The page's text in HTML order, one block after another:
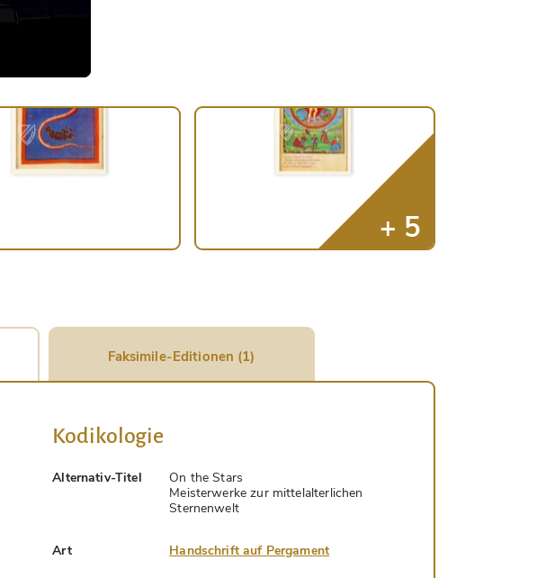
Faksimile-Editionen (1)
Kodikologie
Alternativ-Titel
On the Stars
Meisterwerke zur mittelalterlichen
Sternenwelt
Art Handschrift auf Pergament